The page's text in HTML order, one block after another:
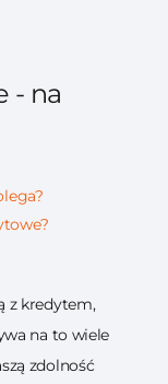
- na
z kredytem,
na to wiele
zdolność